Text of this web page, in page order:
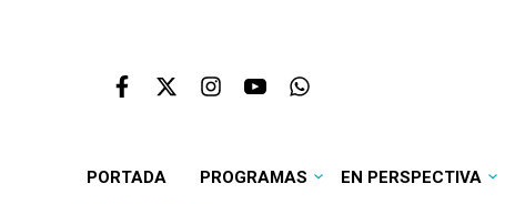
PORTADA PROGRAMAS EN PERSPECTIVA